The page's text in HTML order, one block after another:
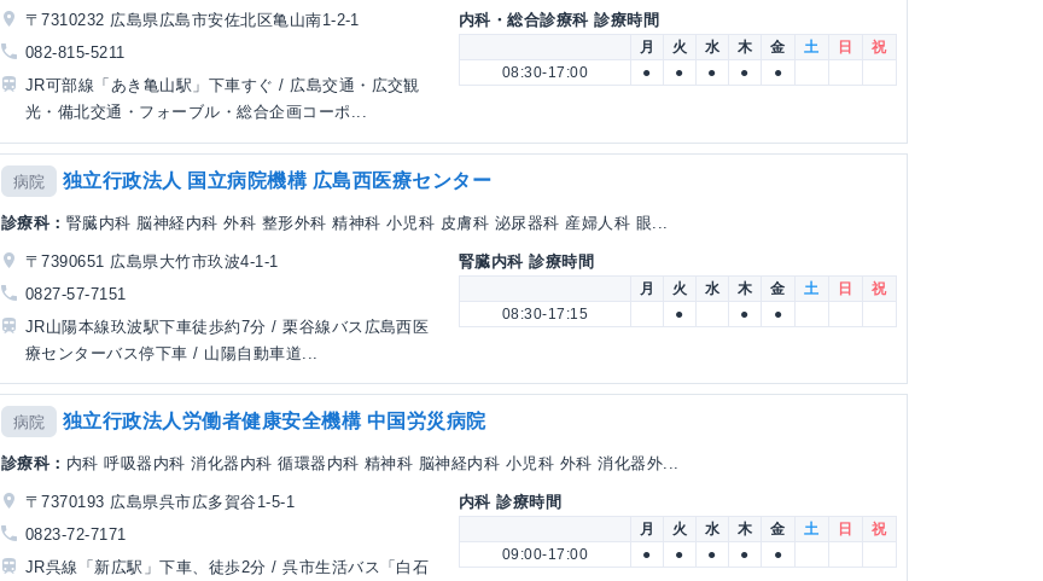
〒7310232 広島県広島市安佐北区亀山南1-2-1
082-815-5211
JR可部線「あき亀山駅」下車すぐ / 広島交通・広交観
光・備北交通・フォーブル・総合企画コーポ...
内科・総合診療科 診療時間
月 火 水 木 金 土 日
祝
08:30-17:00
● ● ● ● ●
病院 独立行政法人 国立病院機構 広島西医療センター
診療科： 腎臓内科 脳神経内科 外科 整形外科 精神科 小児科 皮膚科 泌尿器科 産婦人科 眼...
〒7390651 広島県大竹市玖波4-1-1
0827-57-7151
JR山陽本線玖波駅下車徒歩約7分 / 栗谷線バス広島西医
療センターバス停下車 / 山陽自動車道...
腎臓内科 診療時間
月 火 水 木 金 土 日
祝
08:30-17:15
● ● ●
病院 独立行政法人労働者健康安全機構 中国労災病院
診療科： 内科 呼吸器内科 消化器内科 循環器内科 精神科 脳神経内科 小児科 外科 消化器外...
〒7370193 広島県呉市広多賀谷1-5-1
0823-72-7171
JR呉線「新広駅」下車、徒歩2分 / 呉市生活バス「白石
内科 診療時間
月 火 水 木 金 土 日
祝
09:00-17:00
● ● ● ● ●